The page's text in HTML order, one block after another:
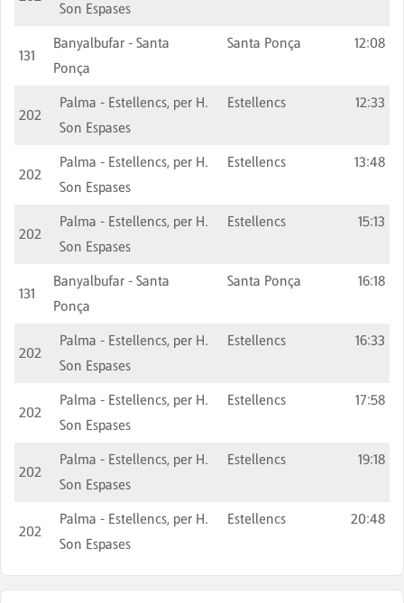
Son Espases
131
Banyalbufar - Santa
Ponça
Santa Ponça 12:08
202
Palma - Estellencs, per H.
Son Espases
Estellencs 12:33
202
Palma - Estellencs, per H.
Son Espases
Estellencs 13:48
202
Palma - Estellencs, per H.
Son Espases
Estellencs 15:13
131
Banyalbufar - Santa
Ponça
Santa Ponça 16:18
202
Palma - Estellencs, per H.
Son Espases
Estellencs 16:33
202
Palma - Estellencs, per H.
Son Espases
Estellencs 17:58
202
Palma - Estellencs, per H.
Son Espases
Estellencs 19:18
202
Palma - Estellencs, per H.
Son Espases
Estellencs 20:48